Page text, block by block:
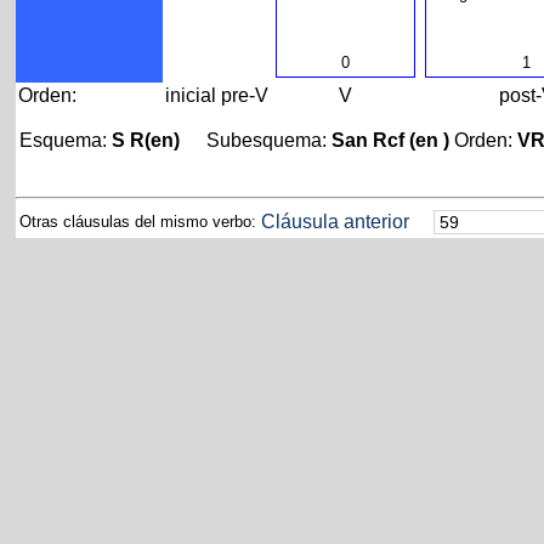
0 1
Orden: inicial pre-V V
Esquema: S R(en) Subesquema:San Rcf (en ) Orden:VR
Otras cláusulas del mismo verbo: Cláusula anterior